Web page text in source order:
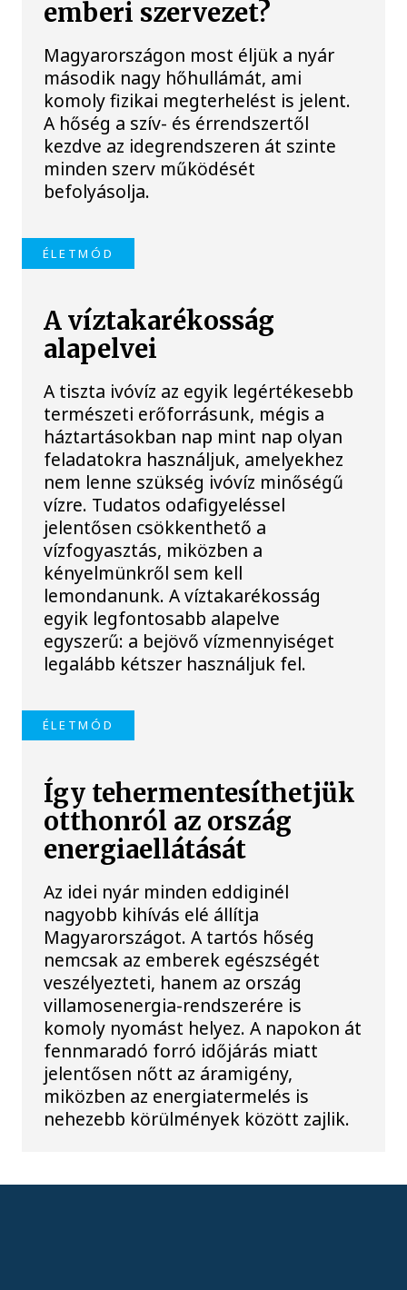
emberi szervezet?
Magyarországon most éljük a nyár
második nagy hőhullámát, ami
komoly fizikai megterhelést is jelent.
A hőség a szív- és érrendszertől
kezdve az idegrendszeren át szinte
minden szerv működését
befolyásolja.
ÉLETMÓD
A víztakarékosság
alapelvei
A tiszta ivóvíz az egyik legértékesebb
természeti erőforrásunk, mégis a
háztartásokban nap mint nap olyan
feladatokra használjuk, amelyekhez
nem lenne szükség ivóvíz minőségű
vízre. Tudatos odafigyeléssel
jelentősen csökkenthető a
vízfogyasztás, miközben a
kényelmünkről sem kell
lemondanunk. A víztakarékosság
egyik legfontosabb alapelve
egyszerű: a bejövő vízmennyiséget
legalább kétszer használjuk fel.
ÉLETMÓD
Így tehermentesíthetjük
otthonról az ország
energiaellátását
Az idei nyár minden eddiginél
nagyobb kihívás elé állítja
Magyarországot. A tartós hőség
nemcsak az emberek egészségét
veszélyezteti, hanem az ország
villamosenergia-rendszerére is
komoly nyomást helyez. A napokon át
fennmaradó forró időjárás miatt
jelentősen nőtt az áramigény,
miközben az energiatermelés is
nehezebb körülmények között zajlik.